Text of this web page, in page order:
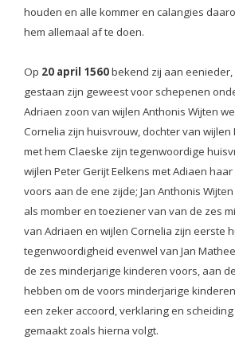
houden en alle kommer en calangies
hem allemaal af te doen.
Op 20 april 1560bekend zij aan
gestaan zijn geweest voor schepenen
Adriaen zoon van wijlen Anthonis Wijten
Cornelia zijn huisvrouw, dochter van wijlen
met hem Claeske zijn tegenwoordige
wijlen Peter Gerijt Eelkens met Adiaen
voors aan de ene zijde; Jan Anthonis
als momber en toeziener van van de zes
van Adriaen en wijlen Cornelia zijn eerste
tegenwoordigheid evenwel van Jan
de zes minderjarige kinderen voors, aan
hebben om de voors minderjarige
een zeker accoord, verklaring en
gemaakt zoals hierna volgt.